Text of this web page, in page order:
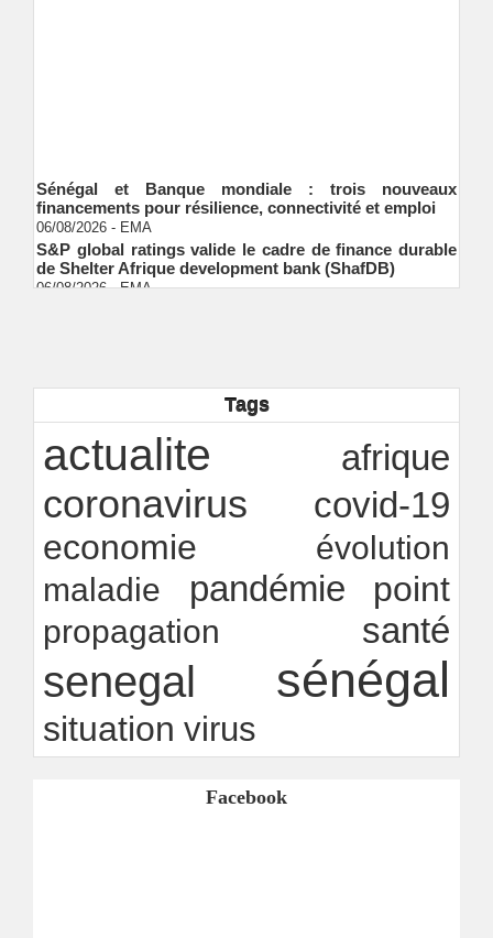
Sénégal et Banque mondiale : trois nouveaux
financements pour résilience, connectivité et emploi
06/08/2026 EMA
S&P global ratings valide le cadre de finance durable
de Shelter Afrique development bank (ShafDB)
06/08/2026 EMA
transparence locale, impact national
26/07/2026 -Ndakhté M. GAYE
Rapport Bceao 2025 : résilience, transition et
innovation
Tags
actualite afrique
coronavirus covid-19
economie
évolution
maladie
pandémie point
propagation santé
senegal sénégal
situation virus
Facebook